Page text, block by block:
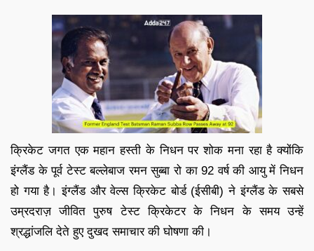
क्रिकेट जगत एक महान हस्ती के निधन पर शोक मना रहा है क्योंकि
इंग्लैंड के पूर्व टेस्ट बल्लेबाज रमन सुब्बा रो का 92 वर्ष की आयु में निधन
हो गया है। इंग्लैंड और वेल्स क्रिकेट बोर्ड (ईसीबी) ने इंग्लैंड के सबसे
उम्रदराज़ जीवित पुरुष टेस्ट क्रिकेटर के निधन के समय उन्हें
श्रद्धांजलि देते हुए दुखद समाचार की घोषणा की।